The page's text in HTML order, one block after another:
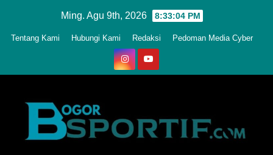
Ming. Agu 9th, 2026 8:33:07 PM
Tentang Kami Hubungi Kami Redaksi Pedoman Media Cyber